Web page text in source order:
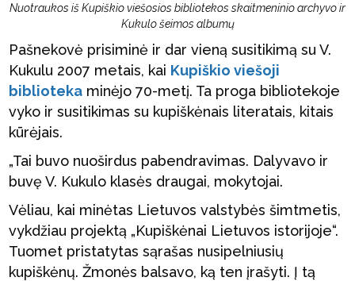
Nuotraukos iš Kupiškio viešosios bibliotekos skaitmeninio archyvo ir
Kukulo šeimos albumų
Pašnekovė prisiminė ir dar vieną susitikimą su V.
Kukulu 2007 metais, kai Kupiškio viešoji
biblioteka minėjo 70-metį. Ta proga bibliotekoje
vyko ir susitikimas su kupiškėnais literatais, kitais
kūrėjais.
„Tai buvo nuoširdus pabendravimas. Dalyvavo ir
buvę V. Kukulo klasės draugai, mokytojai.
Vėliau, kai minėtas Lietuvos valstybės šimtmetis,
vykdžiau projektą „Kupiškėnai Lietuvos istorijoje“.
Tuomet pristatytas sąrašas nusipelniusių
kupiškėnų. Žmonės balsavo, ką ten įrašyti. Į tą